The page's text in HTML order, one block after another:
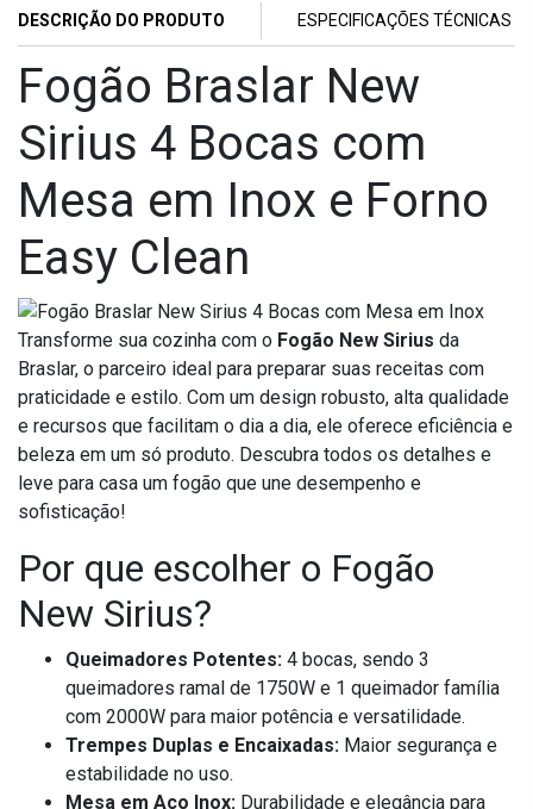
DESCRIÇÃO DO PRODUTO ESPECIFICAÇÕES TÉCNICAS
Fogão Braslar New
Sirius 4 Bocas com
Mesa em Inox e Forno
Easy Clean
Transforme sua cozinha com o Fogão New Sirius da
Braslar, o parceiro ideal para preparar suas receitas com
praticidade e estilo. Com um design robusto, alta qualidade
e recursos que facilitam o dia a dia, ele oferece eficiência e
beleza em um só produto. Descubra todos os detalhes e
leve para casa um fogão que une desempenho e
sofisticação!
Por que escolher o Fogão
New Sirius?
Queimadores Potentes: 4 bocas, sendo 3
queimadores ramal de 1750W e 1 queimador família
com 2000W para maior potência e versatilidade.
Trempes Duplas e Encaixadas: Maior segurança e
estabilidade no uso.
Mesa em Aço Inox: Durabilidade e elegância para